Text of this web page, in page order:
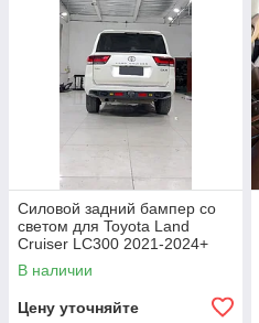
Силовой задний бампер со
светом для Toyota Land
Cruiser LC300 2021-2024+
крузер крузак крепление под
лебедку
В наличии
Цену уточняйте